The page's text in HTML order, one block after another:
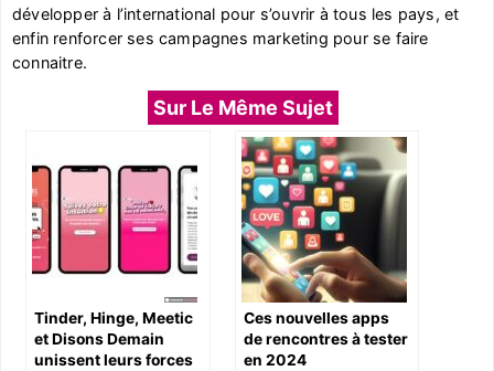
développer à l’international pour s’ouvrir à tous les pays, et
enfin renforcer ses campagnes marketing pour se faire
connaitre.
Sur Le Même Sujet
Tinder, Hinge, Meetic
et Disons Demain
unissent leurs forces
Ces nouvelles apps
de rencontres à tester
en 2024